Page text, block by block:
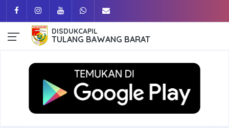
DISDUKCAPIL
TULANG BAWANG BARAT